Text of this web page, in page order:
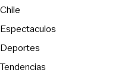
Chile
Espectaculos
Deportes
Tendencias